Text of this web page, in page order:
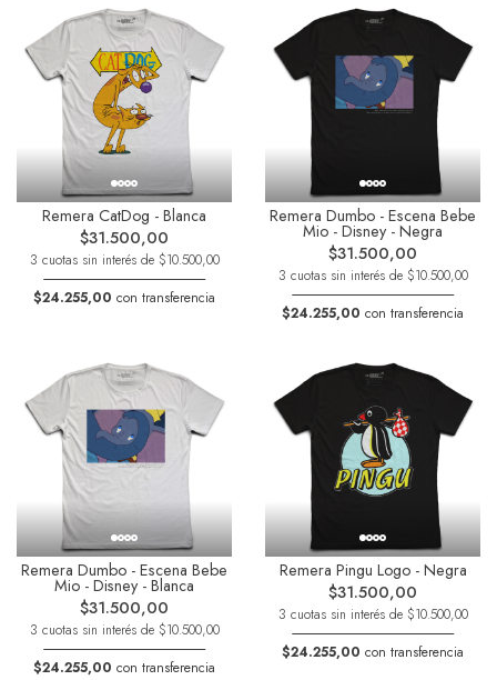
Remera CatDog - Blanca
$31.500,00
3 cuotas sin interés de $10.500,00
$24.255,00 con transferencia
Remera Dumbo - Escena Bebe
Mio - Disney - Negra
$31.500,00
3 cuotas sin interés de $10.500,00
$24.255,00 con transferencia
Remera Dumbo - Escena Bebe
Mio - Disney - Blanca
$31.500,00
3 cuotas sin interés de $10.500,00
$24.255,00 con transferencia
Remera Pingu Logo - Negra
$31.500,00
3 cuotas sin interés de $10.500,00
$24.255,00 con transferencia